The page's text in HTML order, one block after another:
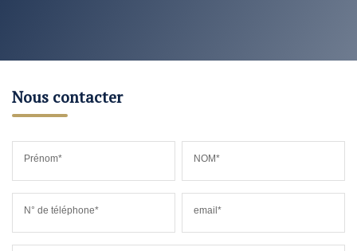
Nous contacter
Prénom* NOM*
N° de téléphone* email*